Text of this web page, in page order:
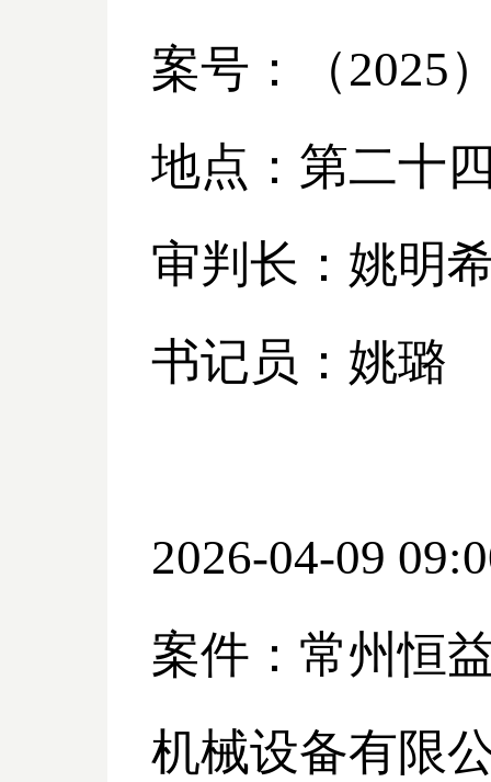
案号：（2025
地点：第二十
审判长：姚明
书记员：姚璐
2026-04-09
案件：常州恒
机械设备有限